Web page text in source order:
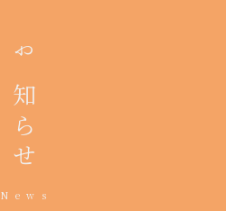
お知らせ
News